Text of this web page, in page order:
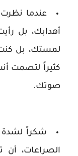
عندما نظرت
أهدابك، بل
لمستك، بل
كثيراً لتصمت
صوتك.
شكراً لشدة
الصراعات،